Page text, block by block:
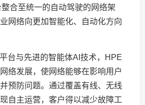
合至统一的自动驾驶的网络架
网络向更加智能化、自动化方向
台与先进的智能体AI技术，HPE
络发展，使网络能够在影响用户
预防问题。通过覆盖有线、无线
自主运营，客户得以减少故障工